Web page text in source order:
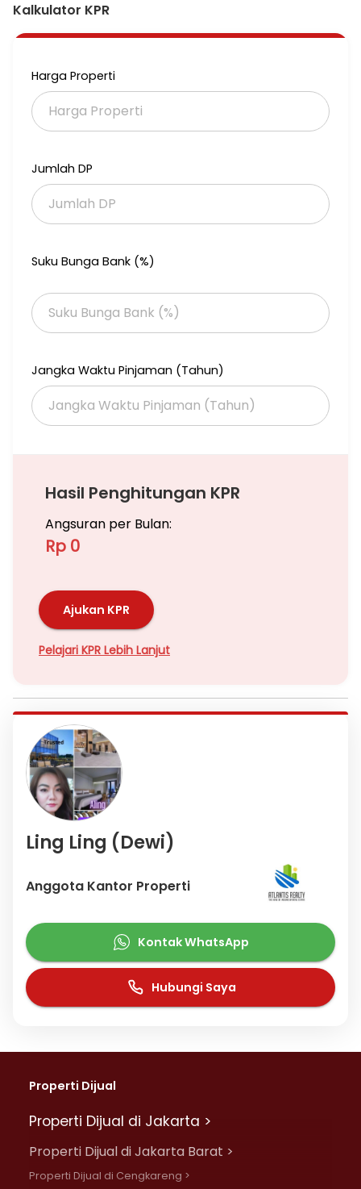
direct owner
0895367466656
Kalkulator KPR
Harga Properti
Jumlah DP
Suku Bunga Bank (%)
Jangka Waktu Pinjaman (Tahun)
Hasil Penghitungan KPR
Angsuran per Bulan:
Rp 0
Ajukan KPR
Pelajari KPR Lebih Lanjut
Ling Ling (Dewi)
Anggota Kantor Properti
Kontak WhatsApp
Hubungi Saya
Properti Dijual
Properti Dijual di Jakarta >
Properti Dijual di Jakarta Barat >
Properti Dijual di Cengkareng >